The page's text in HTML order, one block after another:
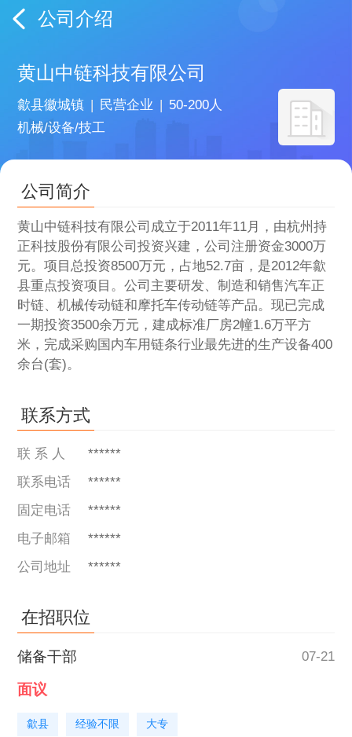
公司介绍
黄山中链科技有限公司
歙县徽城镇 | 民营企业 | 50-200人
机械/设备/技工
公司简介
黄山中链科技有限公司成立于2011年11月，由杭州持
正科技股份有限公司投资兴建，公司注册资金3000万
元。项目总投资8500万元，占地52.7亩，是2012年歙
县重点投资项目。公司主要研发、制造和销售汽车正
时链、机械传动链和摩托车传动链等产品。现已完成
一期投资3500余万元，建成标准厂房2幢1.6万平方
米，完成采购国内车用链条行业最先进的生产设备400
余台(套)。
联系方式
联 系 人
******
联系电话
******
固定电话
******
电子邮箱
******
公司地址
******
在招职位
储备干部 07-21
面议
歙县 经验不限 大专